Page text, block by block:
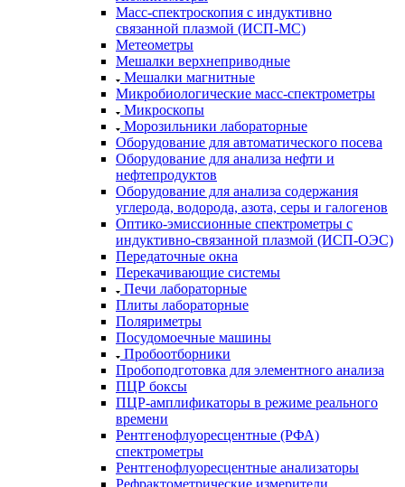
Масс-спектроскопия с индуктивно
связанной плазмой (ИСП-МС)
Метеометры
Мешалки верхнеприводные
Мешалки магнитные
Микробиологические масс-спектрометры
Микроскопы
Морозильники лабораторные
Оборудование для автоматического посева
Оборудование для анализа нефти и
нефтепродуктов
Оборудование для анализа содержания
углерода, водорода, азота, серы и галогенов
Оптико-эмиссионные спектрометры с
индуктивно-связанной плазмой (ИСП-ОЭС)
Передаточные окна
Перекачивающие системы
Печи лабораторные
Плиты лабораторные
Поляриметры
Посудомоечные машины
Пробоотборники
Пробоподготовка для элементного анализа
ПЦР боксы
ПЦР-амплификаторы в режиме реального
времени
Рентгенофлуоресцентные (РФА)
спектрометры
Рентгенофлуоресцентные анализаторы
Рефрактометрические измерители